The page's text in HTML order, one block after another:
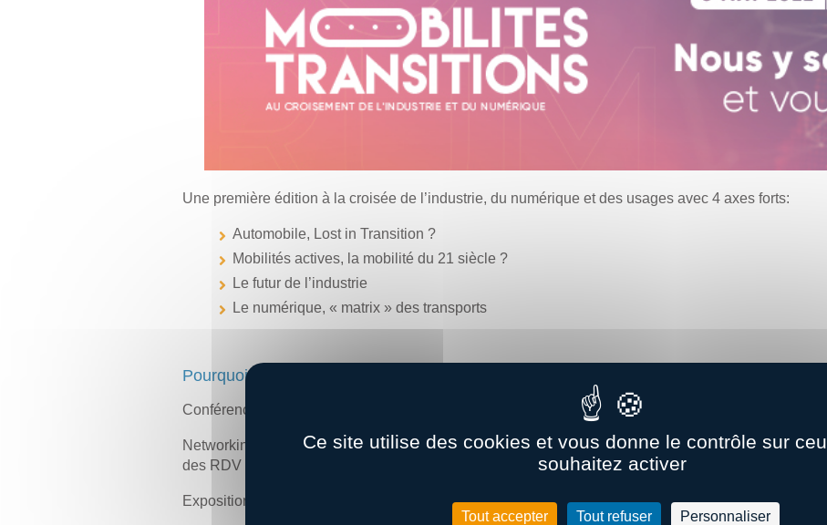
Une première édition à la croisée de l’industrie, du numérique et des usages avec 4 axes forts:
Automobile, Lost in Transition ?
Mobilités actives, la mobilité du 21 siècle ?
Le futur de l’industrie
Le numérique, « matrix » des transports
Pourquoi participer au Forum Mobilités Transitions ?
Conférences : Comprendre et débattre avec plus de 50 intervenants -experts.
Networking : Rencontrer au fruit du hasard plus de 500 décideurs, influenceurs ou les faiseurs de
des RDV B2B de manière proactive grâce à notre plateforme digitale.
Exposition : Prendre la « route de l’innovation » pour découvrir les talents et compétences avec 70
Ce site utilise des cookies et vous donne le contrôle sur
souhaitez activer
Tout accepter Tout refuser Personnaliser